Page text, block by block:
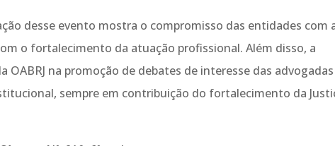
desse evento mostra o compromisso das entidades com
o fortalecimento da atuação profissional. Além disso, a
OABRJ na promoção de debates de interesse das
sempre em contribuição do fortalecimento da